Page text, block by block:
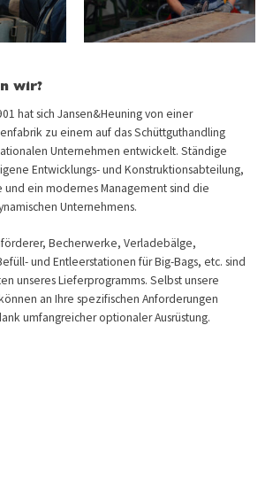
wir?
hat sich Jansen&Heuning von einer
zu einem auf das Schüttguthandling
Unternehmen entwickelt. Ständige
Entwicklungs- und Konstruktionsabteilung,
und ein modernes Management sind die
Unternehmens.
Becherwerke, Verladebälge,
und Entleerstationen für Big-Bags, etc. sind
unseres Lieferprogramms. Selbst unsere
an Ihre spezifischen Anforderungen
umfangreicher optionaler Ausrüstung.